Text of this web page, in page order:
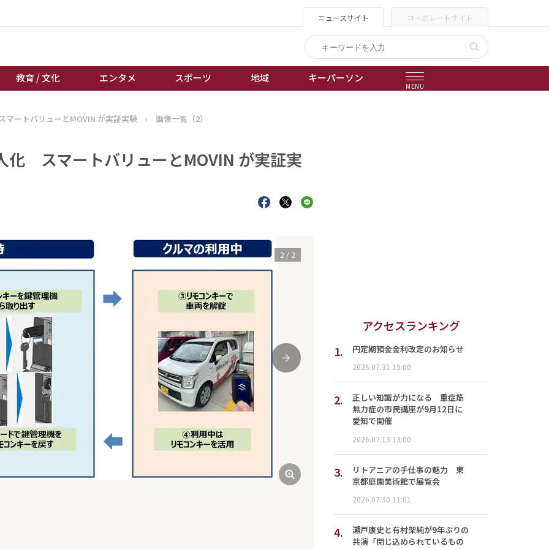
ニュースサイト コーポレートサイト
教育 / 文化 エンタメ スポーツ 地域 キーパーソン
MENU
経済 / ビジネス
教育 / 文化
キーパーソン
誰もが輝いて働く社会へ
オートレース
女流本因坊戦
ートバリューとMOVIN が実証実験 › 画像一覧（2）
化 スマートバリューとMOVIN が実証実
次
1 / 2
アクセスランキング
1.
円定期預金金利改定のお知らせ
2026.07.31 15:00
2.
正しい知識が力になる 重症筋
無力症の市民講座が9月12日に
愛知で開催
2026.07.13 13:00
3.
リトアニアの手仕事の魅力 東
京都庭園美術館で展覧会
2026.07.30 11:01
4.
瀬戸康史と有村架純が9年ぶりの
共演「閉じ込められているもの